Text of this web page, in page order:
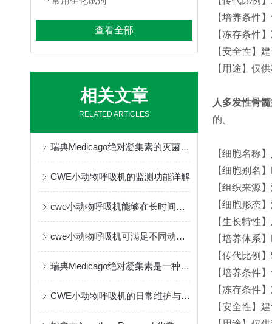
查看全部
相关文章
RELATED ARTICLES
瑞典Medicago绝对凝集素的灭菌方式
CWE小动物呼吸机的监测功能详解
cwe小动物呼吸机能够在长时间实验中保持一致的输出
cwe小动物呼吸机可满足不同动物的生理需要
瑞典Medicago绝对凝集素是一种创新的免疫疗法
CWE小动物呼吸机的日常维护与保养指南
【培养条件
【冻存条件
【安全性】
【用途】仅
人多发性骨
的。
【细胞名称】
【细胞别名
【组织来源
【细胞形态
【生长特性
【培养体系
【传代比例
【培养条件
【冻存条件
【安全性】